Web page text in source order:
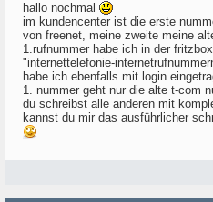
hallo nochmal
im kundencenter ist die erste
von freenet, meine zweite meine
1.rufnummer habe ich in der
"internettelefonie-
habe ich ebenfalls mit login
1. nummer geht nur die alte t-com
du schreibst alle anderen mit
kannst du mir das ausführlicher